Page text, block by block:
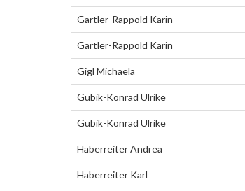
Gartler-Rappold Karin
Gartler-Rappold Karin
Gigl Michaela
Gubik-Konrad Ulrike
Gubik-Konrad Ulrike
Haberreiter Andrea
Haberreiter Karl